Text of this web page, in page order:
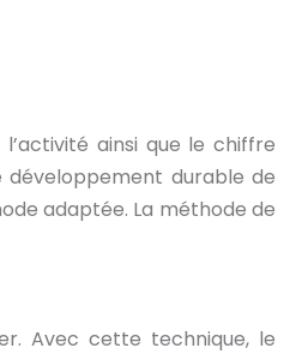
ainsi que le chiffre
développement durable de
adaptée. La méthode de
Avec cette technique, le